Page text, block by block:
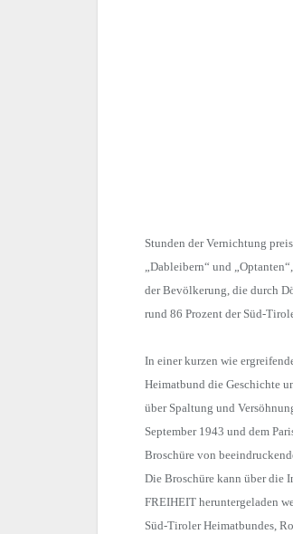
Stunden der Vernichtung
„Dableibern“ und
der Bevölkerung, die durch
rund 86 Prozent der Süd-
In einer kurzen wie
Heimatbund die Geschichte
über Spaltung und
September 1943 und dem
Broschüre von
Die Broschüre kann über die
FREIHEIT heruntergeladen
Süd-Tiroler Heimatbundes,